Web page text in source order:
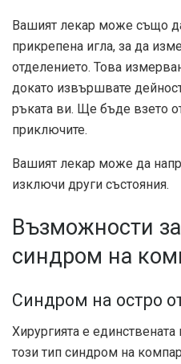
Вашият лекар може също
прикрепена игла, за да
отделението. Това
докато извършвате
ръката ви. Ще бъде взето
приключите.
Вашият лекар може да
изключи други състояния.
Възможности
синдром на
Синдром на остро
Хирургията е
този тип синдром на